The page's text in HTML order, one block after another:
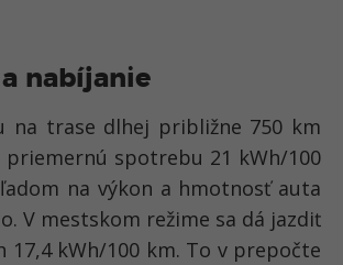
nabíjanie
na trase dlhej približne 750 km
priemernú spotrebu 21 kWh/100
na výkon a hmotnosť auta
V mestskom režime sa dá jazdiť
17,4 kWh/100 km. To v prepočte